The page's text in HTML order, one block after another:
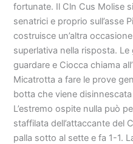
fortunate. Il Cln Cus Molise
senatrici e proprio sull’asse
costruisce un’altra
superlativa nella risposta.
guardare e Ciocca chiama
Micatrotta a fare le prove
botta che viene
L’estremo ospite nulla può
staffilata dell’attaccante del
palla sotto al sette e fa 1-1.